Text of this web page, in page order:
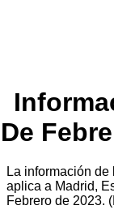
De
La información
aplica a Madrid,
Febrero de 2023.